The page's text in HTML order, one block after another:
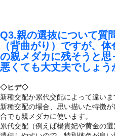
Q3.親の選抜について質
（背曲がり）ですが、
の親メダカに残そうと
悪くても大丈夫でしょう
◇ヒデ◇
新種交配か累代交配によって違いま
新種交配の場合、思い描いた特徴
合でも親メダカに使います。
累代交配（例えば楊貴妃や黄金の